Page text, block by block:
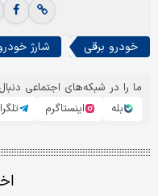
خودرو برقی شارژ
ما را در شبکه‌های اجتماعی
بله
اینستاگرم